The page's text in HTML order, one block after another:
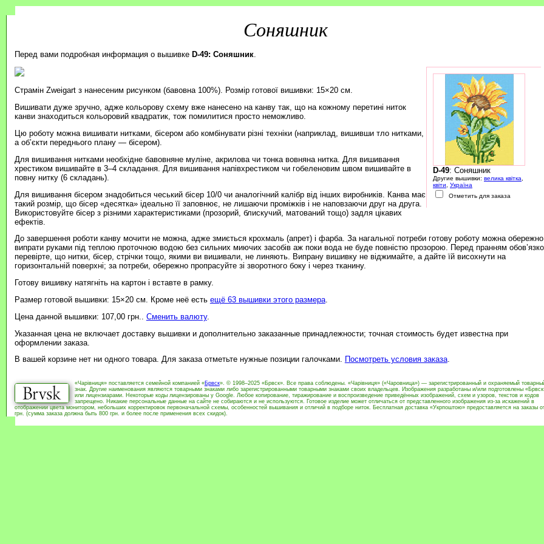
Соняшник
Перед вами подробная информация о вышивке D-49: Соняшник.
D-49: Соняшник
Другие вышивки: велика квітка
квіти
Україна
Отметить для заказа
Страмін Zweigart з нанесеним рисунком (бавовна 100%). Розмір готової вишивки: 15×20 см.
Вишивати дуже зручно, адже кольорову схему вже нанесено на канву так, що на кожному перетині ниток
канви знаходиться кольоровий квадратик, тож помилитися просто неможливо.
Цю роботу можна вишивати нитками, бісером або комбінувати різні техніки (наприклад, вишивши тло нитками,
а об’єкти переднього плану — бісером).
Для вишивання нитками необхідне бавовняне муліне, акрилова чи тонка вовняна нитка. Для вишивання
хрестиком вишивайте в 3–4 складання. Для вишивання напівхрестиком чи гобеленовим швом вишивайте в
повну нитку (6 складань).
Для вишивання бісером знадобиться чеський бісер 10/0 чи аналогічний калібр від інших виробників. Канва має
такий розмір, що бісер «десятка» ідеально її заповнює, не лишаючи проміжків і не наповзаючи друг на друга.
Використовуйте бісер з різними характеристиками (прозорий, блискучий, матований тощо) задля цікавих
ефектів.
До завершення роботи канву мочити не можна, адже змиється крохмаль (апрет) і фарба. За нагальної потреби готову роботу можна обережно
випрати руками під теплою проточною водою без сильних миючих засобів аж поки вода не буде повністю прозорою. Перед пранням
перевірте, що нитки, бісер, стрічки тощо, якими ви вишивали, не линяють. Випрану вишивку не віджимайте, а дайте їй висохнути на
горизонтальній поверхні; за потреби, обережно пропрасуйте зі зворотного боку і через тканину.
Готову вишивку натягніть на картон і вставте в рамку.
Размер готовой вышивки: 15×20 см. Кроме неё есть ещё 63 вышивки этого размера.
Цена данной вышивки: 107,00 грн.. Сменить валюту.
Указанная цена не включает доставку вышивки и дополнительно заказанные принадлежности; точная стоимость будет известна при
оформлении заказа.
В вашей корзине нет ни одного товара. Для заказа отметьте нужные позиции галочками. Посмотреть условия заказа.
«Чарівниця» поставляется семейной компанией «Брвск». © 1998–2025 «Брвск». Все права соблюдены. «Чарівниця» («Чаровница») — зарегистрированный и охраняемый
знак. Другие наименования являются товарными знаками либо зарегистрированными товарными знаками своих владельцев. Изображения разработаны и/или подготовлены
или лицензиарами. Некоторые коды лицензированы у Google. Любое копирование, тиражирование и воспроизведение приведённых изображений, схем и узоров, текстов и кодов
запрещено. Никакие персональные данные на сайте не собираются и не используются. Готовое изделие может отличаться от представленного изображения из-за искажений в
отображении цвета монитором, небольших корректировок первоначальной схемы, особенностей вышивания и отличий в подборе ниток. Бесплатная доставка «Укрпоштою» предоставляется на заказы
грн. (сумма заказа должна быть 800 грн. и более после применения всех скидок).